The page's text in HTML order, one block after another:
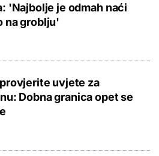
'Najbolje je odmah naći
na groblju'
uvjete za
Dobna granica opet se